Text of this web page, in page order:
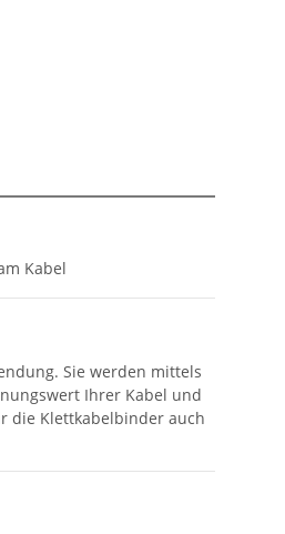
Kabel
Sie werden mittels
Ihrer Kabel und
die Klettkabelbinder auch